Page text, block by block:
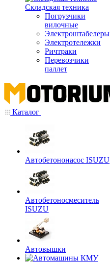
Складская техника
Погрузчики
вилочные
Электроштабелеры
Электротележки
Ричтраки
Перевозчики
паллет
Каталог
Автобетононасос ISUZU
Автобетоносмеситель
ISUZU
Автовышки